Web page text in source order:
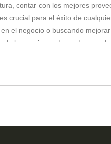
contar con los mejores
crucial para el éxito de
el negocio o buscando
los equipos adecuados puede